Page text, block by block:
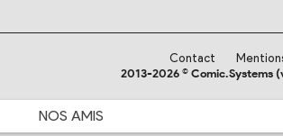
Contact
2013-2026 © Comic.Systems
NOS AMIS